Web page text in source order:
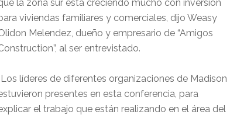
la zona sur está creciendo mucho con inversión
viviendas familiares y comerciales, dijo Weasy
Melendez, dueño y empresario de “Amigos
al ser entrevistado.
líderes de diferentes organizaciones de Madison
presentes en esta conferencia, para
el trabajo que están realizando en el área del